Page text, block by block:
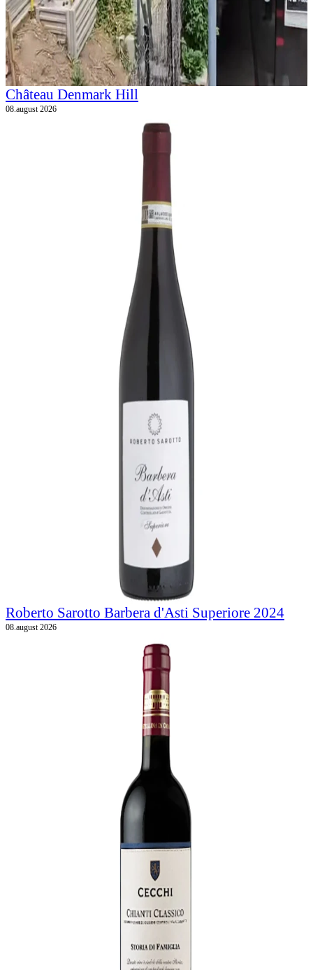
Château Denmark Hill
08.august 2026
Roberto Sarotto Barbera d'Asti Superiore 2024
08.august 2026